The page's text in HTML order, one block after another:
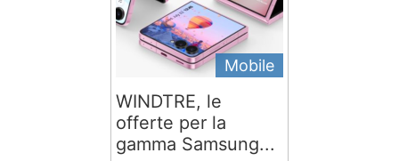
Mobile
WINDTRE, le
offerte per la
gamma Samsung...